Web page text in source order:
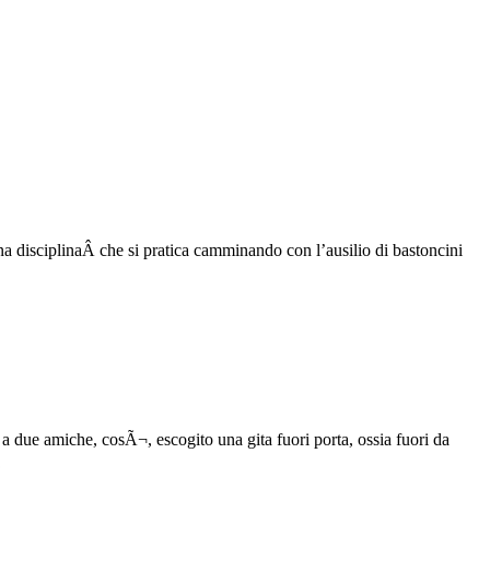
disciplinaÂ che si pratica camminando con l’ausilio di bastoncini
due amiche, cosÃ¬, escogito una gita fuori porta, ossia fuori da